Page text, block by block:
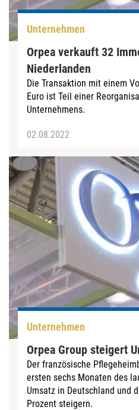
Unternehmen
Orpea verkauft 32
Niederlanden
Die Transaktion mit einem
Euro ist Teil einer
Unternehmens.
02.08.2022
Unternehmen
Orpea Group steigert
Der französische
ersten sechs Monaten des
Umsatz in Deutschland und
Prozent steigern.